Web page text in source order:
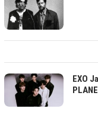
EXO